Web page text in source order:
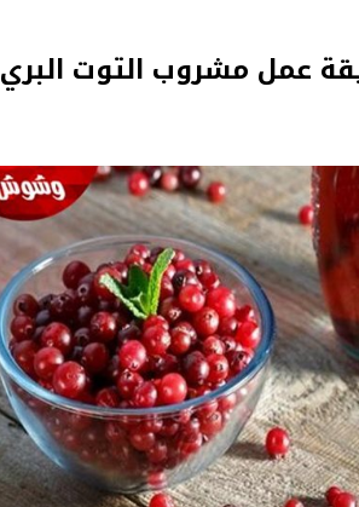
عمل مشروب التوت البري